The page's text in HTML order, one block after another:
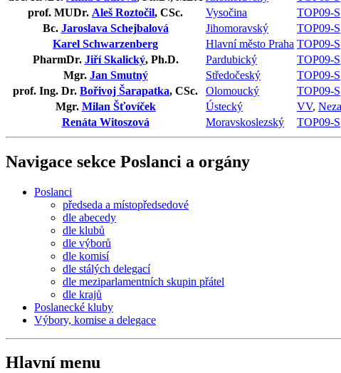
prof. MUDr. Aleš Roztočil, CSc. Vysočina TOP09-S
Bc. Jaroslava Schejbalová Jihomoravský TOP09-S
Karel Schwarzenberg
Hlavní město Praha TOP09-S
PharmDr. Jiří Skalický, Ph.D. Pardubický TOP09-S
Mgr. Jan Smutný Středočeský TOP09-S
prof. Ing. Dr. Bořivoj Šarapatka, CSc. Olomoucký TOP09-S
Mgr. Milan Šťovíček Ústecký VV,
Renáta Witoszová
Moravskoslezský TOP09-S
Navigace sekce Poslanci a orgány
Poslanci
předseda a místopředsedové
dle abecedy
dle klubů
dle výborů
dle komisí
dle stálých delegací
dle meziparlamentních skupin přátel
dle krajů
Poslanecké kluby
Výbory, komise a delegace
Hlavní menu